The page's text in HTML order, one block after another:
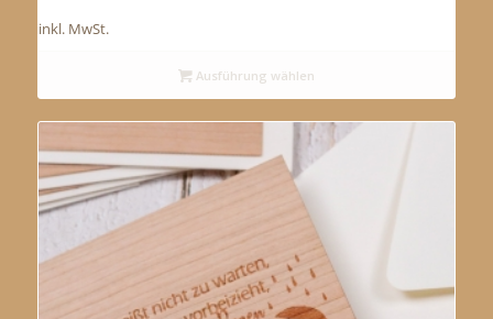
inkl. MwSt.
Ausführung wählen